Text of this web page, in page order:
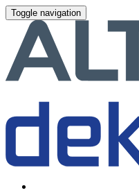
Toggle navigation